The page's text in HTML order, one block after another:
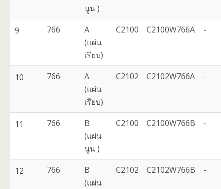
นูน )
9 766
A
(แผ่น
เรียบ)
C2100 C2100W766A -
10 766
A
(แผ่น
เรียบ)
C2102 C2102W766A -
11 766
B
(แผ่น
นูน )
C2100 C2100W766B -
12 766
B
(แผ่น
C2102 C2102W766B -